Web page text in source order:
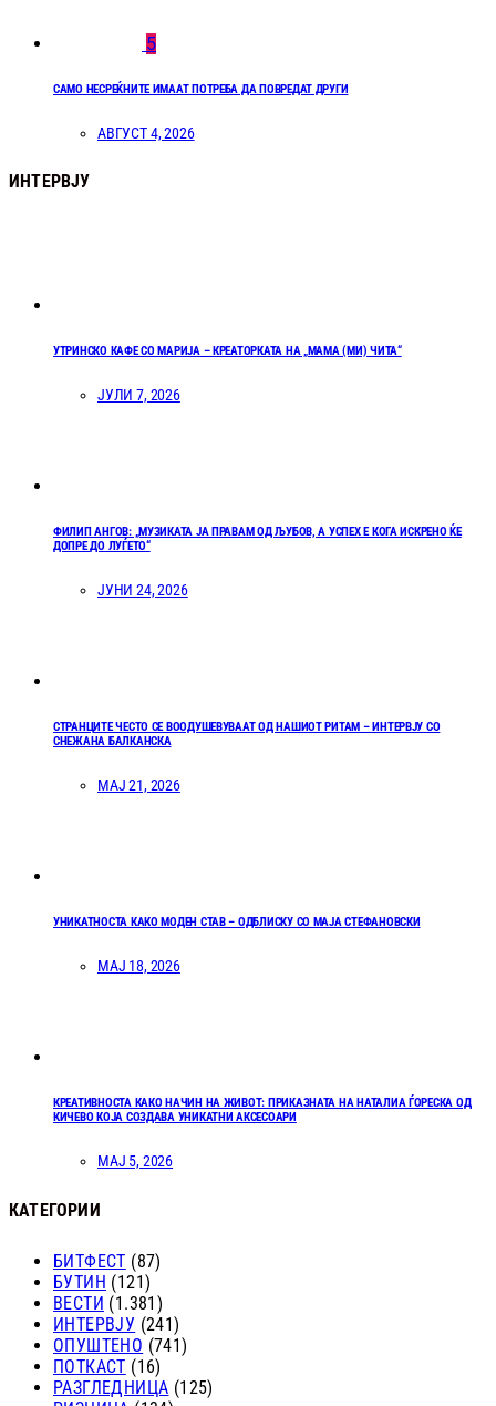
5
САМО НЕСРЕЌНИТЕ ИМААТ ПОТРЕБА ДА ПОВРЕДАТ ДРУГИ
АВГУСТ 4, 2026
ИНТЕРВЈУ
УТРИНСКО КАФЕ СО МАРИЈА – КРЕАТОРКАТА НА „МАМА (МИ) ЧИТА“
ЈУЛИ 7, 2026
ФИЛИП АНГОВ: „МУЗИКАТА ЈА ПРАВАМ ОД ЉУБОВ, А УСПЕХ Е КОГА ИСКРЕНО ЌЕ
ДОПРЕ ДО ЛУЃЕТО“
ЈУНИ 24, 2026
СТРАНЦИТЕ ЧЕСТО СЕ ВООДУШЕВУВААТ ОД НАШИОТ РИТАМ – ИНТЕРВЈУ СО
СНЕЖАНА БАЛКАНСКА
МАЈ 21, 2026
УНИКАТНОСТА КАКО МОДЕН СТАВ – ОДБЛИСКУ СО МАЈА СТЕФАНОВСКИ
МАЈ 18, 2026
КРЕАТИВНОСТА КАКО НАЧИН НА ЖИВОТ: ПРИКАЗНАТА НА НАТАЛИА ЃОРЕСКА ОД
КИЧЕВО КОЈА СОЗДАВА УНИКАТНИ АКСЕСОАРИ
МАЈ 5, 2026
КАТЕГОРИИ
БИТФЕСТ (87)
БУТИН (121)
ВЕСТИ (1.381)
ИНТЕРВЈУ (241)
ОПУШТЕНО (741)
ПОТКАСТ (16)
РАЗГЛЕДНИЦА (125)